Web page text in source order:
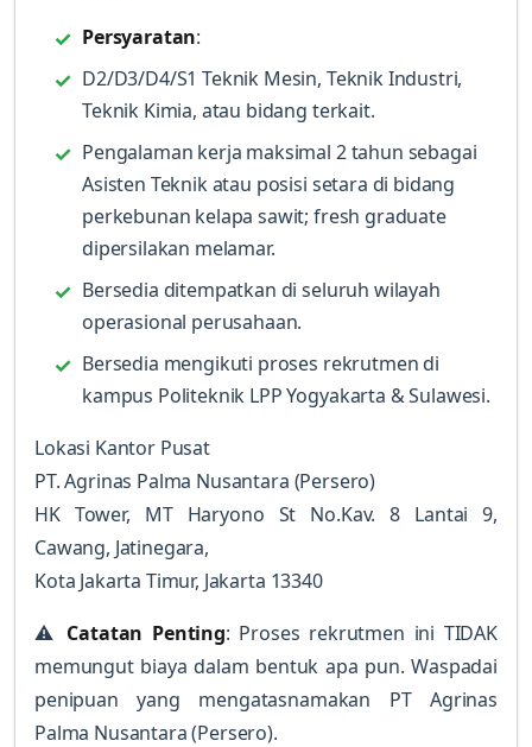
Persyaratan:
D2/D3/D4/S1 Teknik Mesin, Teknik Industri,
Teknik Kimia, atau bidang terkait.
Pengalaman kerja maksimal 2 tahun sebagai
Asisten Teknik atau posisi setara di bidang
perkebunan kelapa sawit; fresh graduate
dipersilakan melamar.
Bersedia ditempatkan di seluruh wilayah
operasional perusahaan.
Bersedia mengikuti proses rekrutmen di
kampus Politeknik LPP Yogyakarta & Sulawesi.
Lokasi Kantor Pusat
PT. Agrinas Palma Nusantara (Persero)
HK Tower, MT Haryono St No.Kav. 8 Lantai 9,
Cawang, Jatinegara,
Kota Jakarta Timur, Jakarta 13340
⚠ Catatan Penting: Proses rekrutmen ini TIDAK
memungut biaya dalam bentuk apa pun. Waspadai
penipuan yang mengatasnamakan PT Agrinas
Palma Nusantara (Persero).